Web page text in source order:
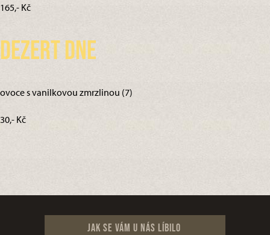
165,- Kč
Dezert dne
ovoce s vanilkovou zmrzlinou (7)
30,- Kč
Jak se vám u nás líbilo